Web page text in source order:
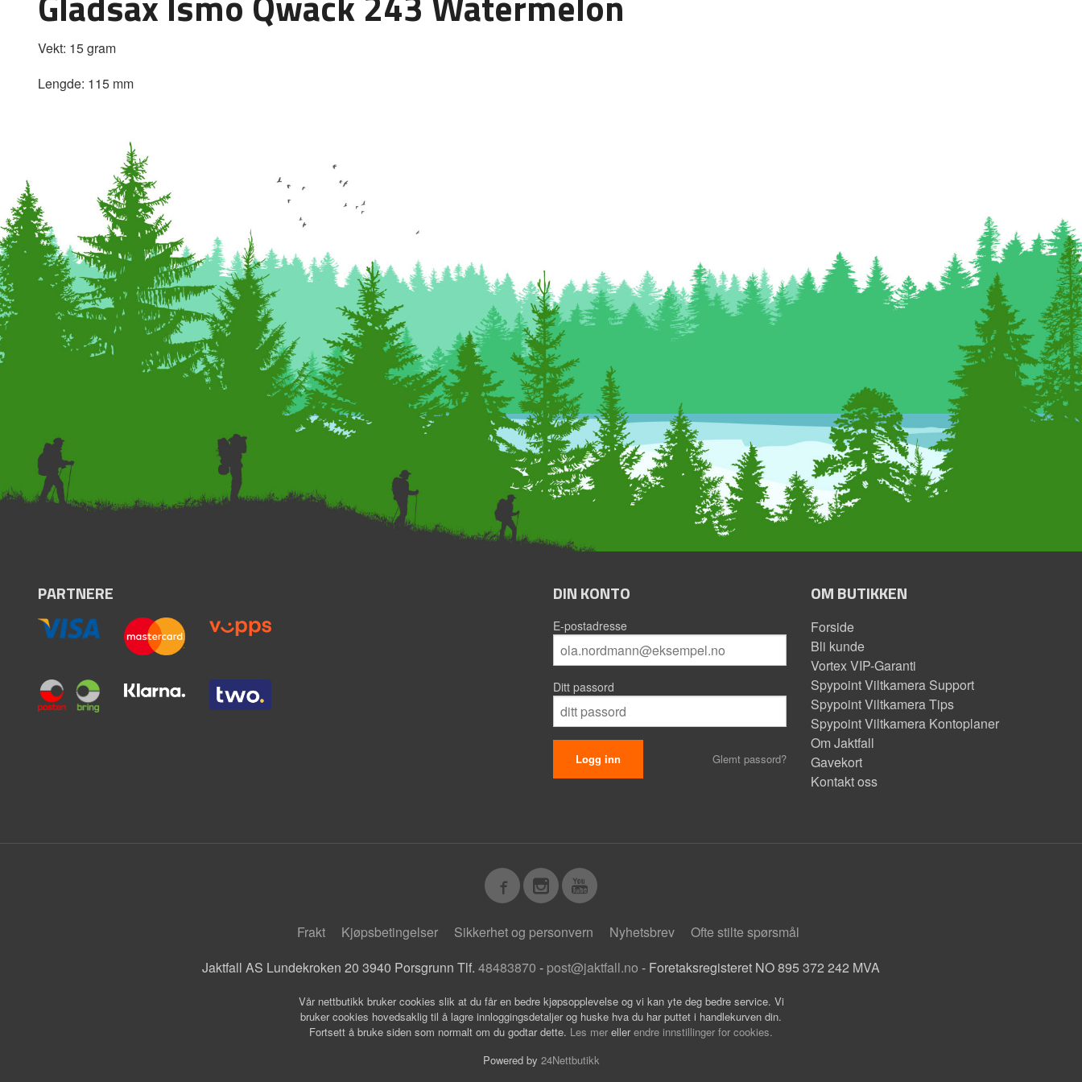
Vekt: 15 gram
Lengde: 115 mm
PARTNERE DIN KONTO
E-postadresse
Ditt passord
Glemt passord?
OM BUTIKKEN
Forside
Bli kunde
Vortex VIP-Garanti
Spypoint Viltkamera Support
Spypoint Viltkamera Tips
Spypoint Viltkamera Kontoplaner
Om Jaktfall
Gavekort
Kontakt oss
Frakt Kjøpsbetingelser Sikkerhet og personvern Nyhetsbrev
Ofte stilte spørsmål
Jaktfall AS Lundekroken 20 3940 Porsgrunn Tlf. 48483870 - post@jaktfall.no - Foretaksregisteret NO 895 372 242 MVA
Vår nettbutikk bruker cookies slik at du får en bedre kjøpsopplevelse og vi kan yte deg bedre service. Vi
bruker cookies hovedsaklig til å lagre innloggingsdetaljer og huske hva du har puttet i handlekurven din.
Fortsett å bruke siden som normalt om du godtar dette. Les mer ellerendre innstillinger for cookies.
Powered by 24Nettbutikk